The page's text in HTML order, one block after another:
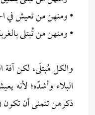
• ومنهن من تعيش في
• ومنهن من تُبتلى
والكل مُبتلًى، لكن
البلاء وأشدّه؛ لأنه
ذكرهن تتمنى أن